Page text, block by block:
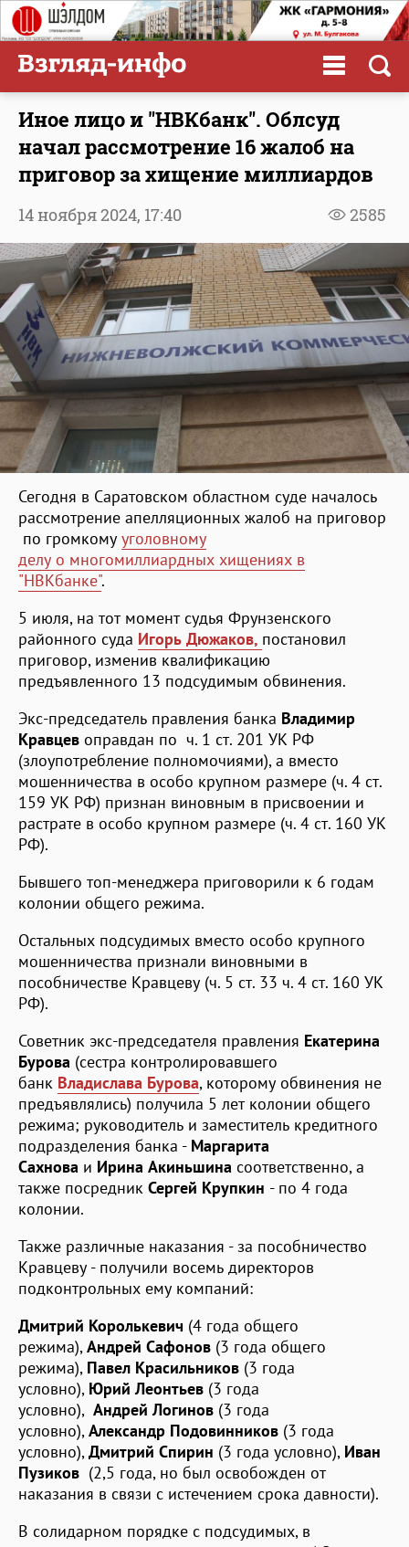
Иное лицо и "НВКбанк". Облсуд
начал рассмотрение 16 жалоб на
приговор за хищение миллиардов
2585
14 ноября 2024, 17:40
Сегодня в Саратовском областном суде началось
рассмотрение апелляционных жалоб на приговор
по громкому уголовному
делу о многомиллиардных хищениях в
"НВКбанке".
5 июля, на тот момент судья Фрунзенского
районного суда Игорь Дюжаков, постановил
приговор, изменив квалификацию
предъявленного 13 подсудимым обвинения.
Экс-председатель правления банка Владимир
Кравцев оправдан по ч. 1 ст. 201 УК РФ
(злоупотребление полномочиями), а вместо
мошенничества в особо крупном размере (ч. 4 ст.
159 УК РФ) признан виновным в присвоении и
растрате в особо крупном размере (ч. 4 ст. 160 УК
РФ).
Бывшего топ-менеджера приговорили к 6 годам
колонии общего режима.
Остальных подсудимых вместо особо крупного
мошенничества признали виновными в
пособничестве Кравцеву (ч. 5 ст. 33 ч. 4 ст. 160 УК
РФ).
Советник экс-председателя правления Екатерина
Бурова (сестра контролировавшего
банк Владислава Бурова, которому обвинения не
предъявлялись) получила 5 лет колонии общего
режима; руководитель и заместитель кредитного
подразделения банка - Маргарита
Сахнова и Ирина Акиньшина соответственно, а
также посредник Сергей Крупкин - по 4 года
колонии.
Также различные наказания - за пособничество
Кравцеву - получили восемь директоров
подконтрольных ему компаний:
Дмитрий Королькевич (4 года общего
режима), Андрей Сафонов (3 года общего
режима), Павел Красильников (3 года
условно), Юрий Леонтьев (3 года
условно), Андрей Логинов (3 года
условно), Александр Подовинников (3 года
условно), Дмитрий Спирин (3 года условно), Иван
Пузиков (2,5 года, но был освобожден от
наказания в связи с истечением срока давности).
В солидарном порядке с подсудимых, в